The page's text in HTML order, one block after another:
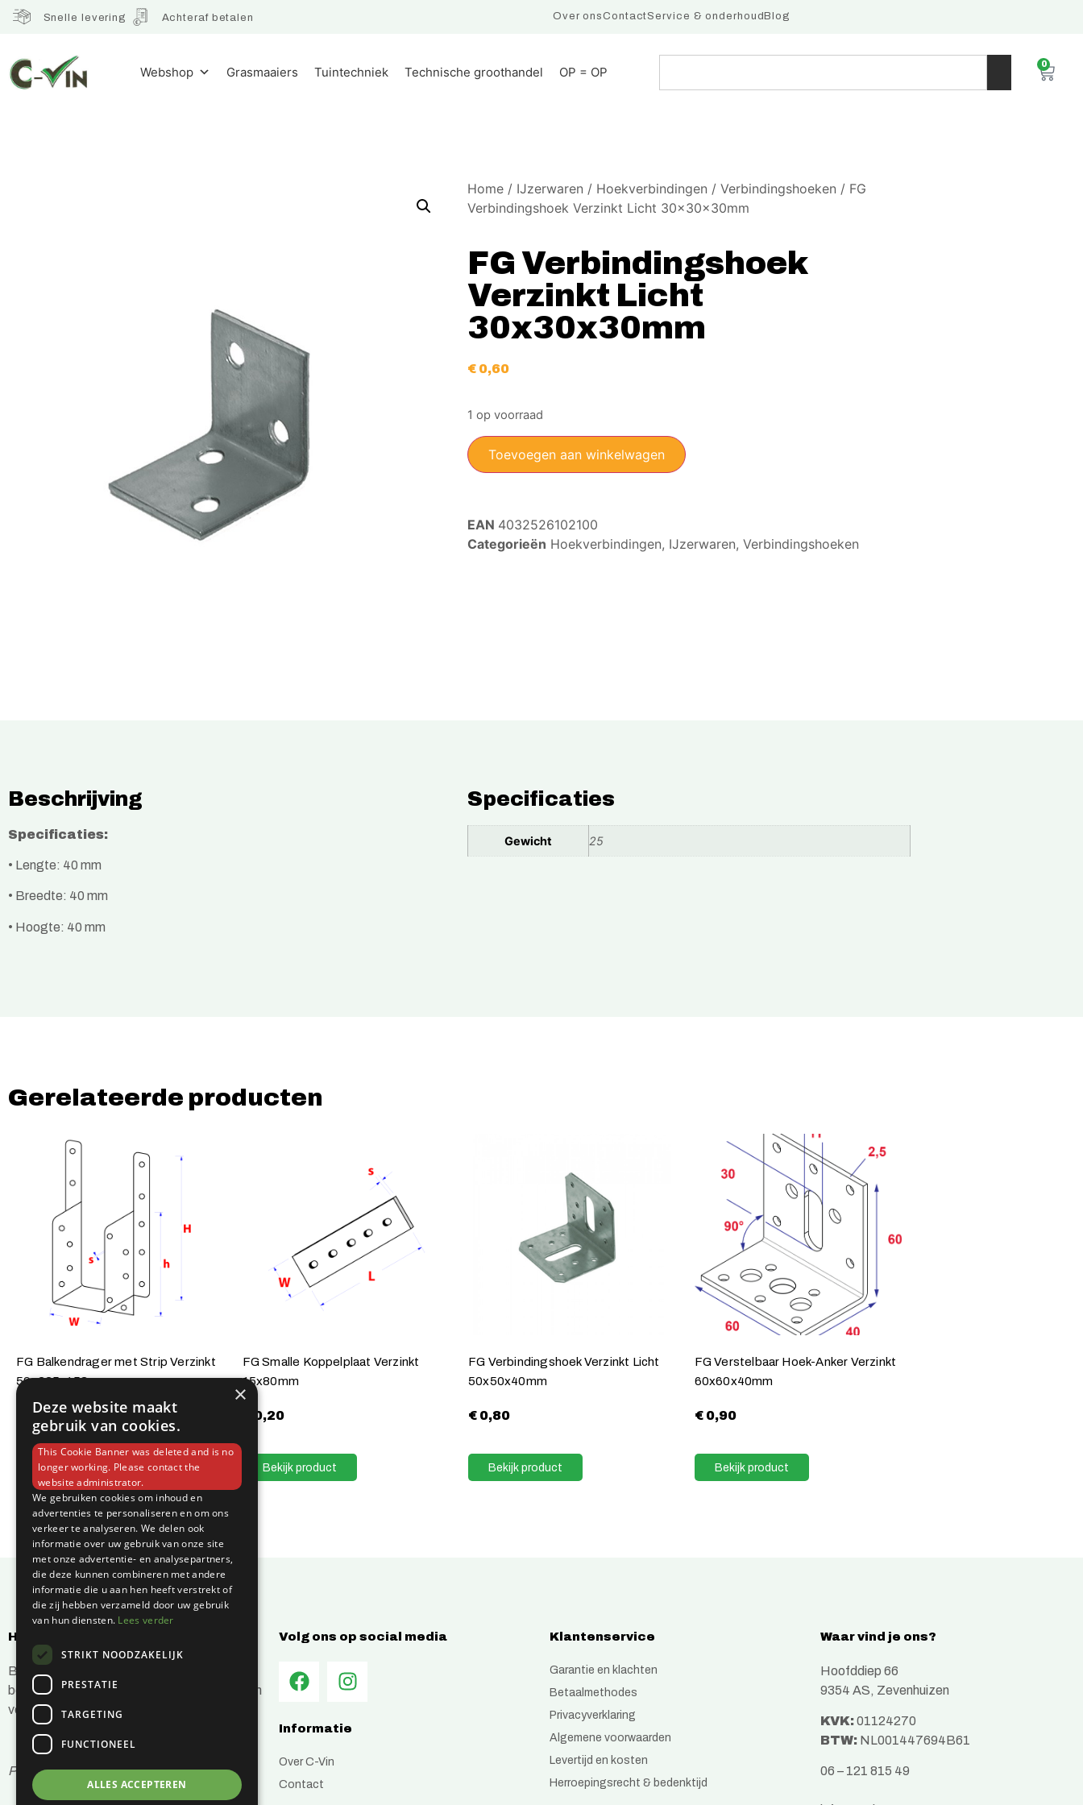
Snelle levering Achteraf betalen Over onsContactService & onderhoudBlog
Webshop Grasmaaiers Tuintechniek Technische groothandel OP = OP
0
Home / IJzerwaren / Hoekverbindingen / Verbindingshoeken / FG
Verbindingshoek Verzinkt Licht 30x30x30mm
FG Verbindingshoek
Verzinkt Licht
30x30x30mm
€0,60
1 op voorraad
Toevoegen aan winkelwagen
EAN 4032526102100
Categorieën Hoekverbindingen, IJzerwaren, Verbindingshoeken
Beschrijving
Specificaties:
• Lengte: 40 mm
• Breedte: 40 mm
• Hoogte: 40 mm
Specificaties
Gewicht 25
Gerelateerde producten
FG Balkendrager met Strip Verzinkt
59x225x153mm
1,40
Bekijk product
FG Smalle Koppelplaat Verzinkt
15x80mm
0,20
Bekijk product
FG Verbindingshoek Verzinkt Licht
50x50x40mm
€0,80
Bekijk product
FG Verstelbaar Hoek-Anker Verzinkt
60x60x40mm
€0,90
Bekijk product
Hoe kunnen wij jou helpen?
Bij C-Vin hebben wij alles in huis om je
bouwprojecten efficiënt en succesvol te laten
verlopen.
Prijzen zijn inclusief btw
Volg ons op social media
Informatie
Over C-Vin
Contact
Klantenservice
Garantie en klachten
Betaalmethodes
Privacyverklaring
Algemene voorwaarden
Levertijd en kosten
Herroepingsrecht & bedenktijd
Waar vind je ons?
Hoofddiep 66
9354 AS, Zevenhuizen
KVK:01124270
BTW:NL001447694B61
06 – 121 815 49
×
Deze website maakt
gebruik van cookies.
This Cookie Banner was deleted and is no
longer working. Please contact the
website administrator.
We gebruiken cookies om inhoud en
advertenties te personaliseren en om ons
verkeer te analyseren. We delen ook
informatie over uw gebruik van onze site
met onze advertentie- en analysepartners,
die deze kunnen combineren met andere
informatie die u aan hen heeft verstrekt of
die zij hebben verzameld door uw gebruik
van hun diensten. Lees verder
STRIKT NOODZAKELIJK
PRESTATIE
TARGETING
FUNCTIONEEL
ALLES ACCEPTEREN